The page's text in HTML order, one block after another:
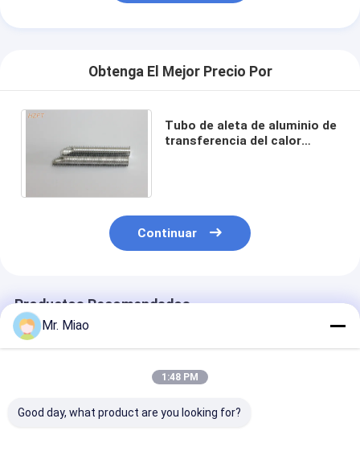
Obtenga El Mejor Precio Por
Tubo de aleta de aluminio de
transferencia del calor
Continuar
Productos Recomendados
Mr. Miao
1:48 PM
Good day, what product are you looking for?